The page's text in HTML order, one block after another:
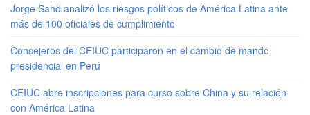
Jorge Sahd analizó los riesgos políticos de América Latina ante
más de 100 oficiales de cumplimiento
Consejeros del CEIUC participaron en el cambio de mando
presidencial en Perú
CEIUC abre inscripciones para curso sobre China y su relación
con América Latina